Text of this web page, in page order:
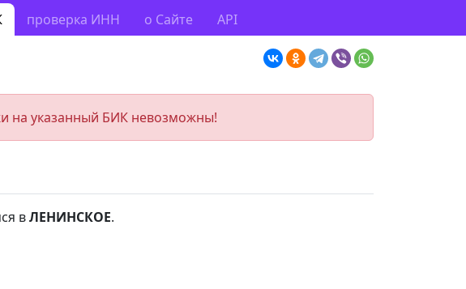
проверка ИНН о Сайте API
на указанный БИК невозможны!
вЛЕНИНСКОЕ.